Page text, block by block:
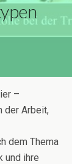
–
der Arbeit,
dem Thema
und ihre